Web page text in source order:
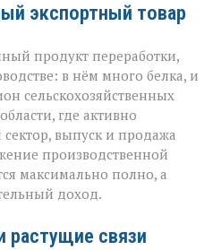
экспортный товар
продукт переработки,
в нём много белка, и
сельскохозяйственных
где активно
выпуск и продажа
производственной
максимально полно, а
доход.
связи